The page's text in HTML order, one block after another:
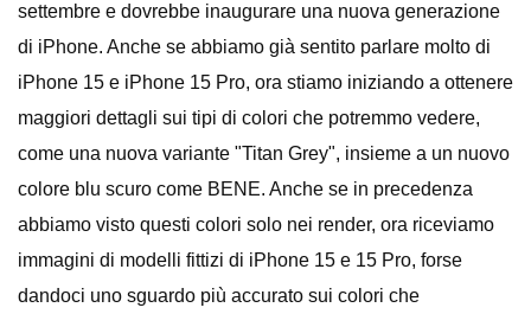
settembre e dovrebbe inaugurare una nuova generazione
di iPhone. Anche se abbiamo già sentito parlare molto di
iPhone 15 e iPhone 15 Pro, ora stiamo iniziando a ottenere
maggiori dettagli sui tipi di colori che potremmo vedere,
come una nuova variante "Titan Grey", insieme a un nuovo
colore blu scuro come BENE. Anche se in precedenza
abbiamo visto questi colori solo nei render, ora riceviamo
immagini di modelli fittizi di iPhone 15 e 15 Pro, forse
dandoci uno sguardo più accurato sui colori che